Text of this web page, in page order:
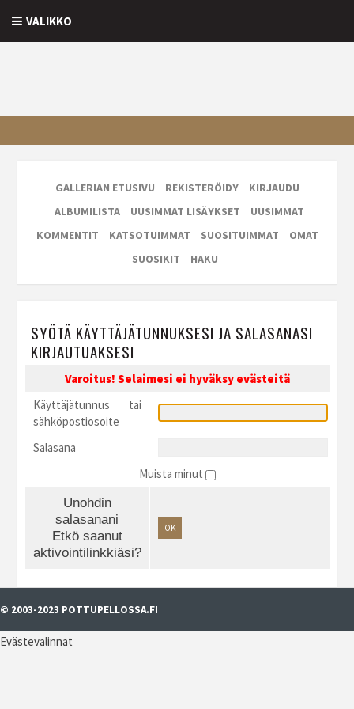
VALIKKO
GALLERIAN ETUSIVU REKISTERÖIDY
KIRJAUDU
ALBUMILISTA
UUSIMMAT LISÄYKSET
UUSIMMAT
KOMMENTIT
KATSOTUIMMAT SUOSITUIMMAT
OMAT
SUOSIKIT
HAKU
SYÖTÄ KÄYTTÄJÄTUNNUKSESI JA SALASANASI
KIRJAUTUAKSESI
Varoitus! Selaimesi ei hyväksy evästeitä
Käyttäjätunnus tai
sähköpostiosoite
Salasana
Muista minut
Unohdin
salasanani
Etkö saanut
aktivointilinkkiäsi?
OK
© 2003-2023 POTTUPELLOSSA.FI
Evästevalinnat